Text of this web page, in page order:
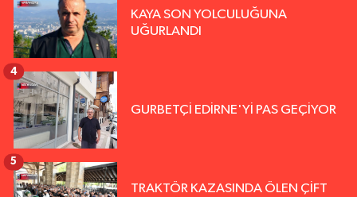
KAYA SON YOLCULUĞUNA
UĞURLANDI
GURBETÇİ EDİRNE'Yİ PAS GEÇİYOR
4
TRAKTÖR KAZASINDA ÖLEN ÇİFT
5